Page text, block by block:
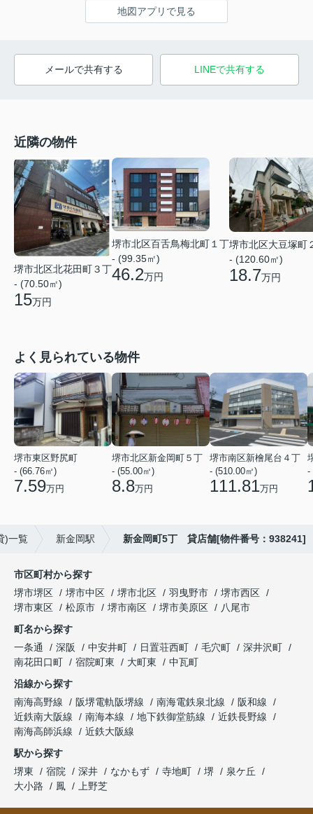
地図アプリで見る
メールで共有する LINEで共有する
近隣の物件
堺市北区北花田町３丁
- (70.50㎡)
15万円
堺市北区百舌鳥梅北町１丁
- (99.35㎡)
46.2万円
堺市北区大豆塚町
- (120.60㎡)
18.7万円
よく見られている物件
堺市東区野尻町
- (66.76㎡)
7.59万円
堺市北区新金岡町５丁
- (55.00㎡)
8.8万円
堺市南区新檜尾台４丁
- (510.00㎡)
111.81万円
-
)一覧 新金岡駅 新金岡町5丁 貸店舗[物件番号：938241]
市区町村から探す
堺市堺区
堺市中区 堺市北区 羽曳野市
堺市西区
堺市東区
松原市 堺市南区 堺市美原区
八尾市
町名から探す
一条通
深阪 中安井町 日置荘西町 毛穴町
深井沢町
南花田口町
宿院町東 大町東
中瓦町
沿線から探す
南海高野線
阪堺電軌阪堺線 南海電鉄泉北線
阪和線
近鉄南大阪線
南海本線 地下鉄御堂筋線
近鉄長野線
南海高師浜線
近鉄大阪線
駅から探す
堺東
宿院 深井 なかもず 寺地町 堺
泉ケ丘
大小路
鳳 上野芝